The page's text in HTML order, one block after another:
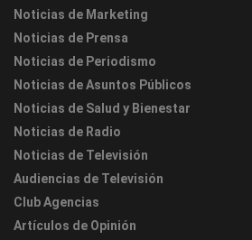
Noticias de Marketing
Noticias de Prensa
Noticias de Periodismo
Noticias de Asuntos Públicos
Noticias de Salud y Bienestar
Noticias de Radio
Noticias de Televisión
Audiencias de Televisión
Club Agencias
Artículos de Opinión